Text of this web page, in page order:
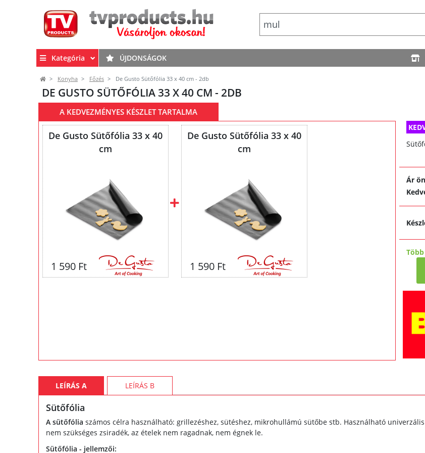
Kategória ÚJDONSÁGOK
Konyha Főzés De Gusto Sütőfólia 33 x 40 cm - 2db
DE GUSTO SÜTŐFÓLIA 33 X 40 CM - 2DB
A KEDVEZMÉNYES KÉSZLET TARTALMA
De Gusto Sütőfólia 33 x 40
cm
1 590 Ft
De Gusto Sütőfólia 33 x 40
cm
1 590 Ft
Ár
LEÍRÁS A LEÍRÁS B
Sütőfólia
A sütőfólia számos célra használható: grillezéshez, sütéshez, mikrohullámú sütőbe stb. Használható
nem szükséges zsiradék, az ételek nem ragadnak, nem égnek le.
Sütőfólia - jellemzői: